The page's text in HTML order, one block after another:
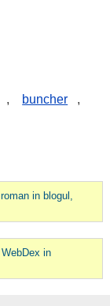
, buncher ,
in blogul,
in